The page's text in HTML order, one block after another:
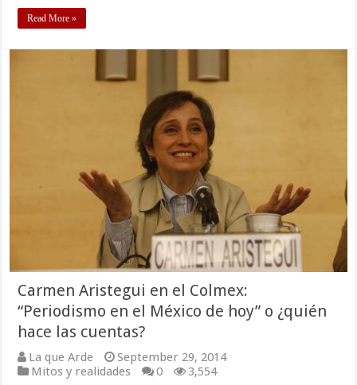
Read More »
Carmen Aristegui en el Colmex:
“Periodismo en el México de hoy” o ¿quién
hace las cuentas?
La que Arde
September 29, 2014
Mitos y realidades
0 3,554